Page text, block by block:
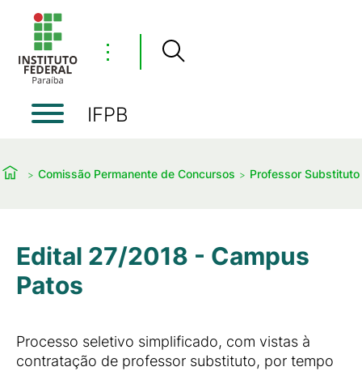
⋮
IFPB
Comissão Permanente de Concursos Professor Substituto
Edital 27/2018 - Campus
Patos
Processo seletivo simplificado, com vistas à
contratação de professor substituto, por tempo